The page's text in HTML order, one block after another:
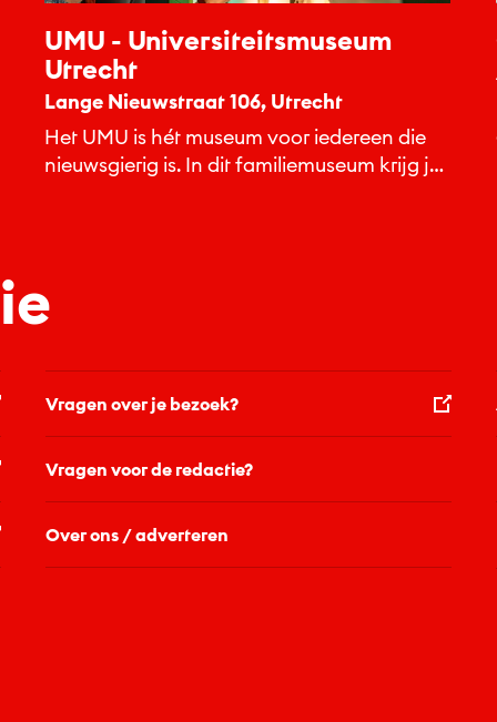
UMU - Universiteitsmuseum
Utrecht
Lange Nieuwstraat 106, Utrecht
Het UMU is hét museum voor iedereen die
nieuwsgierig is. In dit familiemuseum krijg je
Vragen over je bezoek?
Vragen voor de redactie?
Over ons / adverteren